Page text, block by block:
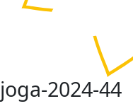
joga-2024-44